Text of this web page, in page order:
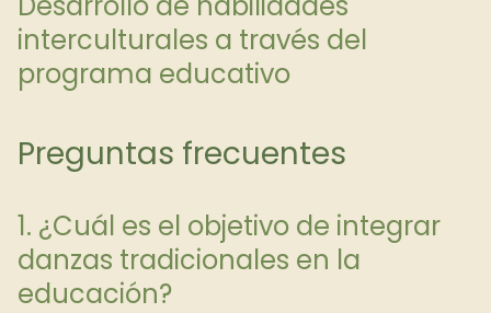
interculturales a través del
programa educativo
Preguntas frecuentes
1. ¿Cuál es el objetivo de integrar
danzas tradicionales en la
educación?